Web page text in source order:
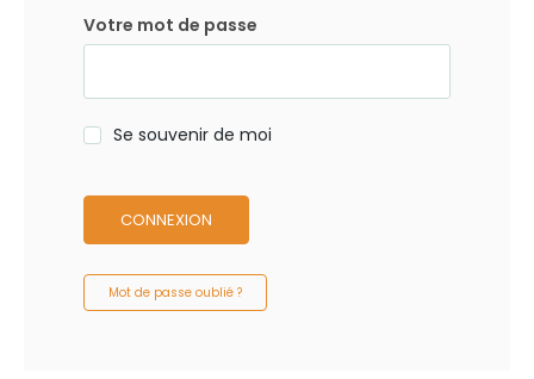
Votre mot de passe
Se souvenir de moi
CONNEXION
Mot de passe oublié ?